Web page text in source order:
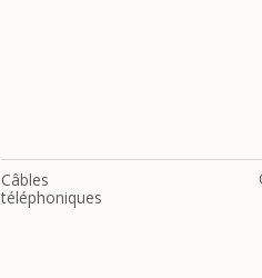
Câbles
téléphoniques